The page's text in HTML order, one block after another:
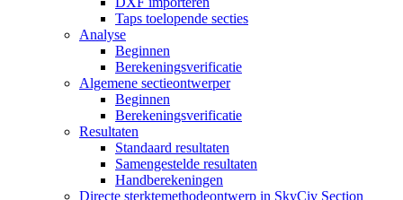
Taps toelopende secties
Analyse
Beginnen
Berekeningsverificatie
Algemene sectieontwerper
Beginnen
Berekeningsverificatie
Resultaten
Standaard resultaten
Samengestelde resultaten
Handberekeningen
Directe sterktemethodeontwerp in SkyCiv Section